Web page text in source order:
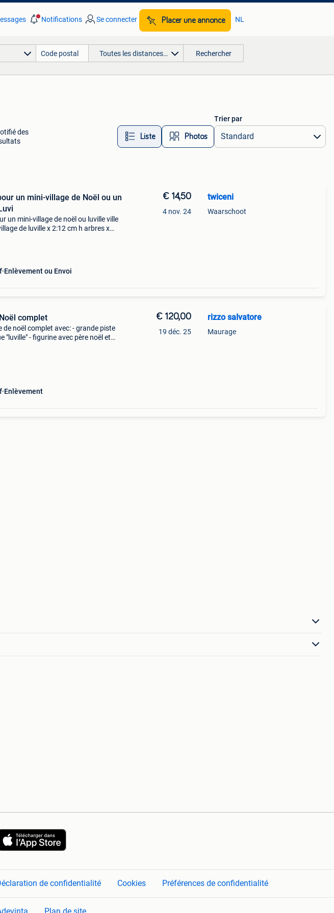
Notifications Se connecter Placer une annonce NL
Toutes les distances… Rechercher
des
Liste Photos
Trier par
un mini-village de Noël ou un
un mini-village de noël ou luville ville
de luville x 2:12 cm h arbres x
Enlèvement ou Envoi
€ 14,50
4 nov. 24
twiceni
Waarschoot
complet
de noël complet avec: - grande piste
"luville" - figurine avec père noël et
Enlèvement
€ 120,00
19 déc. 25
rizzo salvatore
Maurage
de confidentialité Cookies Préférences de confidentialité